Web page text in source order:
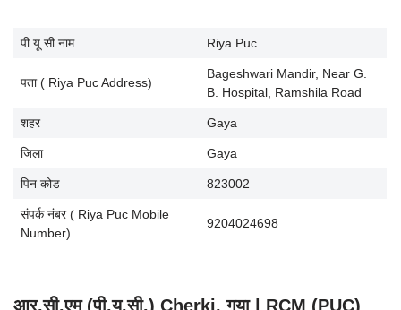
पी.यू.सी नाम Riya Puc
पता ( Riya Puc Address)
Bageshwari Mandir, Near G.
B. Hospital, Ramshila Road
शहर Gaya
जिला Gaya
पिन कोड 823002
संपर्क नंबर ( Riya Puc Mobile
Number)
9204024698
आर.सी.एम (पी.यू.सी.) Cherki, गया | RCM (PUC)